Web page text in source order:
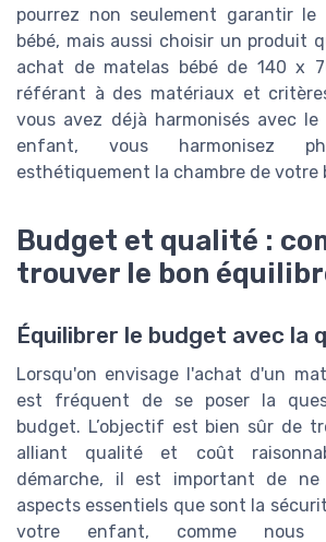
pourrez non seulement garantir
bébé, mais aussi choisir un produit
achat de matelas bébé de 140 x
référant à des matériaux et
vous avez déjà harmonisés avec
enfant, vous harmonisez
esthétiquement la chambre de votre
Budget et qualité :
trouver le bon
Équilibrer le budget avec la
Lorsqu'on envisage l'achat d'un
est fréquent de se poser la
budget. L’objectif est bien sûr de
alliant qualité et coût
démarche, il est important de ne
aspects essentiels que sont la
votre enfant, comme nous